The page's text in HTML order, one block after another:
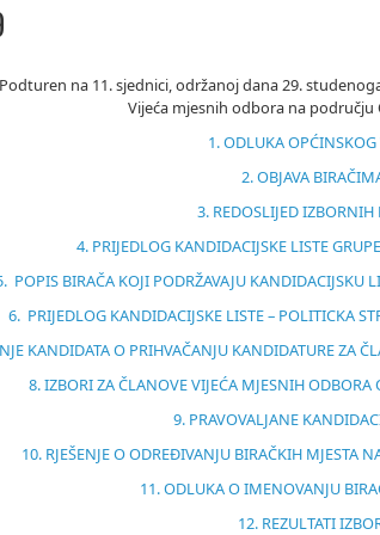
na 11. sjednici, održanoj dana 29.
Vijeća mjesnih odbora na
1. ODLUKA OPĆINSKOG
2. OBJAVA
3. REDOSLIJED IZBORNIH
4. PRIJEDLOG KANDIDACIJSKE LISTE
POPIS BIRAČA KOJI PODRŽAVAJU KANDIDACIJSKU
6. PRIJEDLOG KANDIDACIJSKE LISTE – POLITICKA
KANDIDATA O PRIHVAČANJU KANDIDATURE ZA
8. IZBORI ZA ČLANOVE VIJEĆA MJESNIH ODBORA
9. PRAVOVALJANE
10. RJEŠENJE O ODREĐIVANJU BIRAČKIH MJESTA
11. ODLUKA O IMENOVANJU
12. REZULTATI